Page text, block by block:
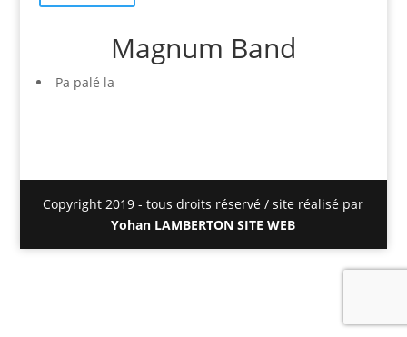
Magnum Band
Pa palé la
Copyright 2019 - tous droits réservé / site réalisé par
Yohan LAMBERTON SITE WEB